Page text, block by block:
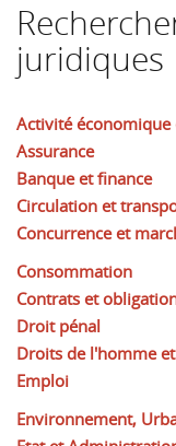
juridiques
Activité économique
Assurance
Banque et finance
Circulation et
Concurrence et
Consommation
Contrats et
Droit pénal
Droits de l'homme
Emploi
Environnement,